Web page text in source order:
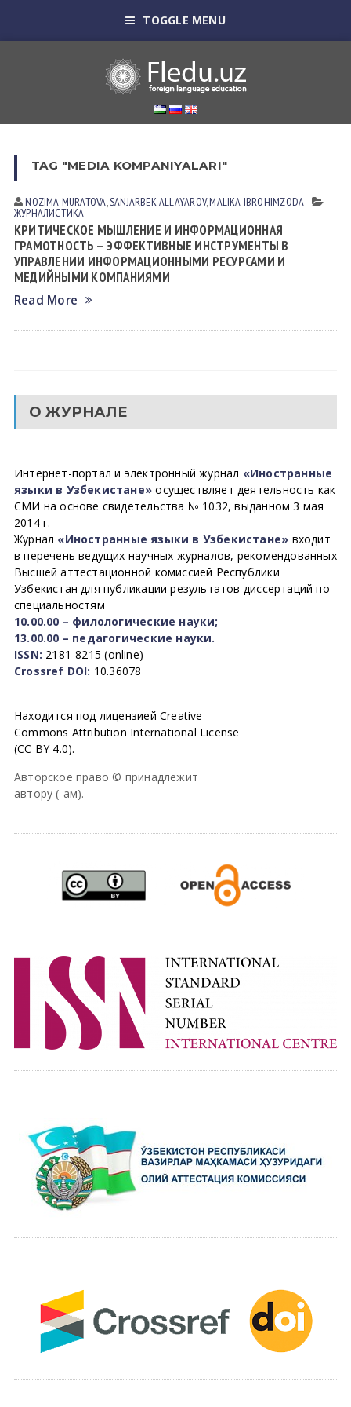
TOGGLE MENU
TAG "MEDIA KOMPANIYALARI"
NOZIMA MURATOVA,SANJARBEK ALLAYAROV,MALIKA IBROHIMZODA
ЖУРНАЛИСТИКА
КРИТИЧЕСКОЕ МЫШЛЕНИЕ И ИНФОРМАЦИОННАЯ
ГРАМОТНОСТЬ — ЭФФЕКТИВНЫЕ ИНСТРУМЕНТЫ В
УПРАВЛЕНИИ ИНФОРМАЦИОННЫМИ РЕСУРСАМИ И
МЕДИЙНЫМИ КОМПАНИЯМИ
Read More
О ЖУРНАЛЕ
Интернет-портал и электронный журнал «Иностранные
языки в Узбекистане» осуществляет деятельность как
СМИ на основе свидетельства № 1032, выданном 3 мая
2014 г.
Журнал «Иностранные языки в Узбекистане» входит
в перечень ведущих научных журналов, рекомендованных
Высшей аттестационной комиссией Республики
Узбекистан для публикации результатов диссертаций по
специальностям
10.00.00 – филологические науки;
13.00.00 – педагогические науки.
ISSN: 2181-8215 (online)
Crossref DOI: 10.36078
Находится под лицензией Creative
Commons Attribution International License
(CC BY 4.0).
Авторское право © принадлежит
автору (-ам).